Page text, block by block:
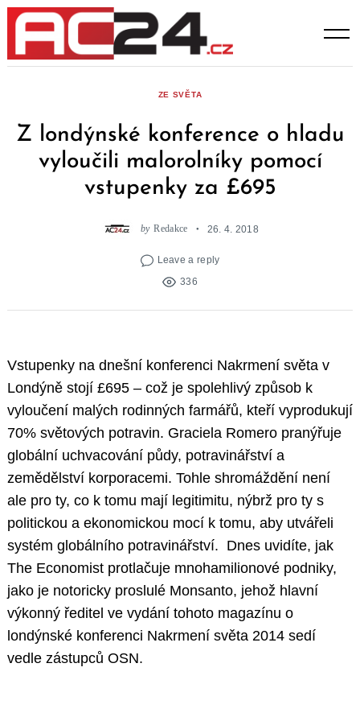
Skip
content
ZE SVĚTA
Z londýnské konference o hladu
vyloučili malorolníky pomocí
vstupenky za £695
by Redakce 26. 4. 2018
Leave a reply
336
Vstupenky na dnešní konferenci Nakrmení světa v
Londýně stojí £695 – což je spolehlivý způsob k
vyloučení malých rodinných farmářů, kteří vyprodukují
70% světových potravin. Graciela Romero pranýřuje
globální uchvacování půdy, potravinářství a
zemědělství korporacemi. Tohle shromáždění není
ale pro ty, co k tomu mají legitimitu, nýbrž pro ty s
politickou a ekonomickou mocí k tomu, aby utvářeli
systém globálního potravinářství. Dnes uvidíte, jak
The Economist protlačuje mnohamilionové podniky,
jako je notoricky proslulé Monsanto, jehož hlavní
výkonný ředitel ve vydání tohoto magazínu o
londýnské konferenci Nakrmení světa 2014 sedí
vedle zástupců OSN.